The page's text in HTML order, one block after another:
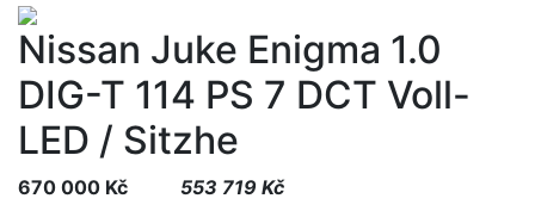
Nissan Juke Enigma 1.0
DIG-T 114 PS 7 DCT Voll-
LED / Sitzhe
670 000 Kč
553 719 Kč